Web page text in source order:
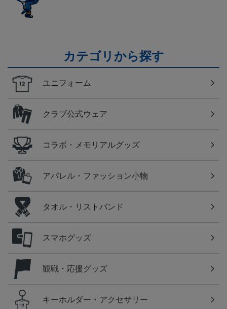
カテゴリから探す
ユニフォーム
クラブ公式ウェア
コラボ・メモリアルグッズ
アパレル・ファッション小物
タオル・リストバンド
スマホグッズ
観戦・応援グッズ
キーホルダー・アクセサリー